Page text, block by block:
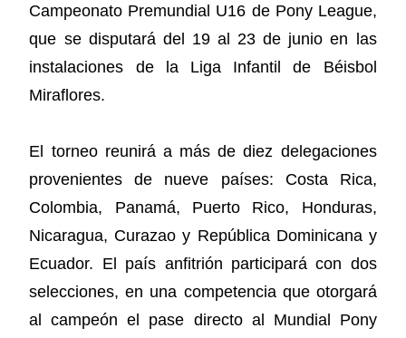
Campeonato Premundial U16 de Pony League,
que se disputará del 19 al 23 de junio en las
instalaciones de la Liga Infantil de Béisbol
Miraflores.
El torneo reunirá a más de diez delegaciones
provenientes de nueve países: Costa Rica,
Colombia, Panamá, Puerto Rico, Honduras,
Nicaragua, Curazao y República Dominicana y
Ecuador. El país anfitrión participará con dos
selecciones, en una competencia que otorgará
al campeón el pase directo al Mundial Pony